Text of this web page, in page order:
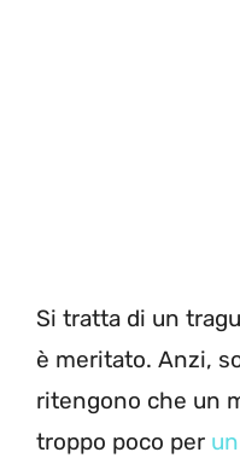
Si tratta di un
è meritato. Anzi,
ritengono che un
troppo poco per